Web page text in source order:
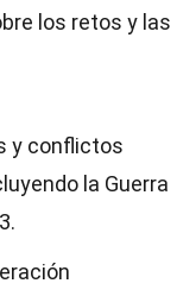
los retos y las
y conflictos
la Guerra